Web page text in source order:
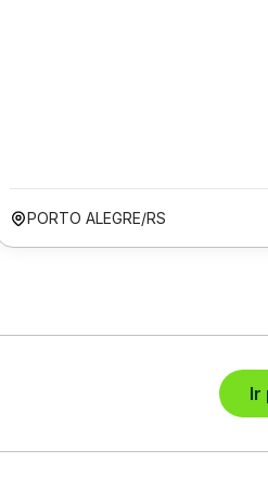
PORTO ALEGRE/RS
Ir